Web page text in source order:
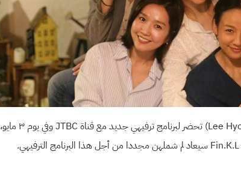
لقد ذُكر مسبقا أن لي هيوري (Lee Hyori) تحضر لبرنامج ترفيهي جديد مع قناة JTBC وفي يوم ٣ مايو،